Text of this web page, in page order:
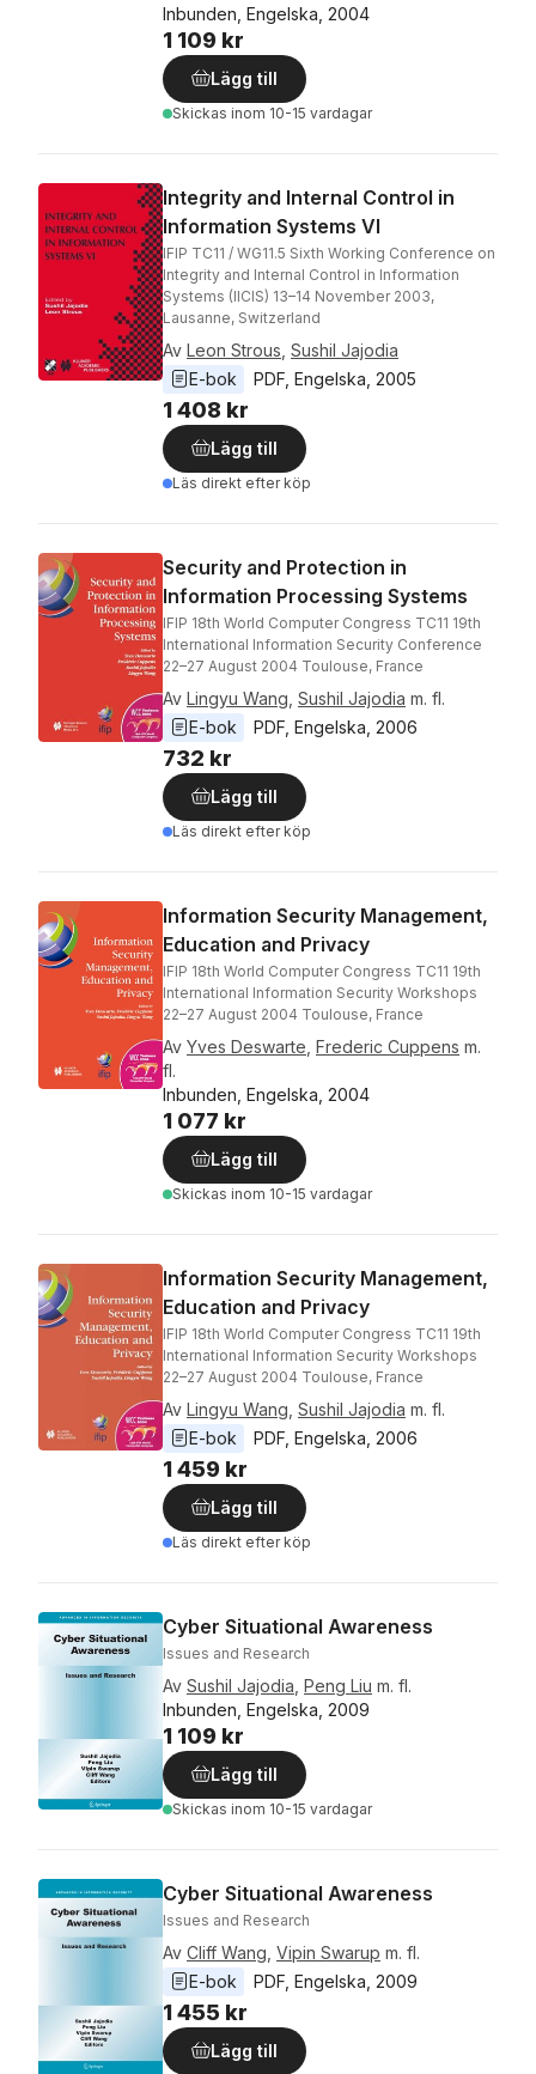
Inbunden, Engelska, 2004
1 109 kr
Lägg till
Skickas inom 10-15 vardagar
Integrity and Internal Control in
Information Systems VI
IFIP TC11 / WG11.5 Sixth Working Conference on
Integrity and Internal Control in Information
Systems (IICIS) 13–14 November 2003,
Lausanne, Switzerland
Av Leon Strous Sushil Jajodia
E-bok
PDF Engelska 2005
1 408 kr
Lägg till
Läs direkt efter köp
Security and Protection in
Information Processing Systems
IFIP 18th World Computer Congress TC11 19th
International Information Security Conference
22–27 August 2004 Toulouse, France
Av Lingyu Wang Sushil Jajodia m. fl.
E-bok
PDF Engelska 2006
732 kr
Lägg till
Läs direkt efter köp
Information Security Management,
Education and Privacy
IFIP 18th World Computer Congress TC11 19th
International Information Security Workshops
22–27 August 2004 Toulouse, France
Av Yves Deswarte Frederic Cuppens m.
fl.
Inbunden, Engelska, 2004
1 077 kr
Lägg till
Skickas inom 10-15 vardagar
Information Security Management,
Education and Privacy
IFIP 18th World Computer Congress TC11 19th
International Information Security Workshops
22–27 August 2004 Toulouse, France
Av Lingyu Wang Sushil Jajodia m. fl.
E-bok
PDF Engelska 2006
1 459 kr
Lägg till
Läs direkt efter köp
Cyber Situational Awareness
Issues and Research
Av Sushil Jajodia Peng Liu m. fl.
Inbunden, Engelska, 2009
1 109 kr
Lägg till
Skickas inom 10-15 vardagar
Cyber Situational Awareness
Issues and Research
Av Cliff Wang Vipin Swarup m. fl.
E-bok
PDF Engelska 2009
1 455 kr
Lägg till